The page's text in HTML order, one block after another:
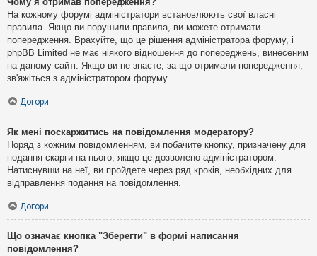
На кожному форумі адміністратори встановлюють свої власні
правила. Якщо ви порушили правила, ви можете отримати
попередження. Врахуйте, що це рішення адміністратора форуму, і
phpBB Limited не має ніякого відношення до попереджень, винесеним
на даному сайті. Якщо ви не знаєте, за що отримали попередження,
зв'яжіться з адміністратором форуму.
Догори
Як мені поскаржитись на повідомлення модератору?
Поряд з кожним повідомленням, ви побачите кнопку, призначену для
подання скарги на нього, якщо це дозволено адміністратором.
Натиснувши на неї, ви пройдете через ряд кроків, необхідних для
відправлення подання на повідомлення.
Догори
Що означає кнопка "Зберегти" в формі написання
повідомлення?